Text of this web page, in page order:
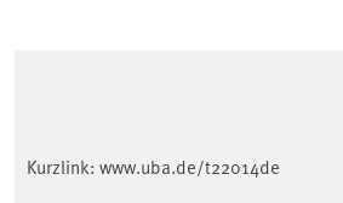
Kurzlink: www.uba.de/t22014de